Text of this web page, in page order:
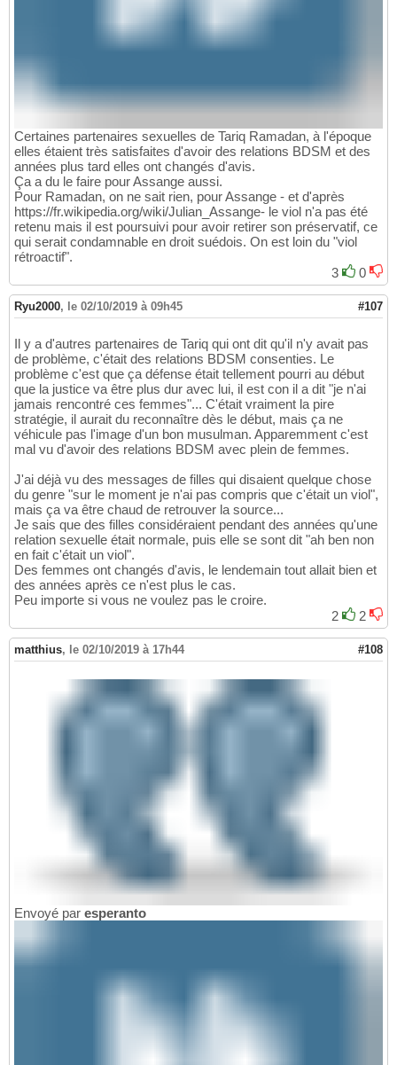
Certaines partenaires sexuelles de Tariq Ramadan, à l'époque
elles étaient très satisfaites d'avoir des relations BDSM et des
années plus tard elles ont changés d'avis.
Ça a du le faire pour Assange aussi.
Pour Ramadan, on ne sait rien, pour Assange - et d'après
https://fr.wikipedia.org/wiki/Julian_Assange- le viol n'a pas été
retenu mais il est poursuivi pour avoir retirer son préservatif, ce
qui serait condamnable en droit suédois. On est loin du "viol
rétroactif".
3
0
Ryu2000, le 02/10/2019 à 09h45 #107
Il y a d'autres partenaires de Tariq qui ont dit qu'il n'y avait pas
de problème, c'était des relations BDSM consenties. Le
problème c'est que ça défense était tellement pourri au début
que la justice va être plus dur avec lui, il est con il a dit "je n'ai
jamais rencontré ces femmes"... C'était vraiment la pire
stratégie, il aurait du reconnaître dès le début, mais ça ne
véhicule pas l'image d'un bon musulman. Apparemment c'est
mal vu d'avoir des relations BDSM avec plein de femmes.
J'ai déjà vu des messages de filles qui disaient quelque chose
du genre "sur le moment je n'ai pas compris que c'était un viol",
mais ça va être chaud de retrouver la source...
Je sais que des filles considéraient pendant des années qu'une
relation sexuelle était normale, puis elle se sont dit "ah ben non
en fait c'était un viol".
Des femmes ont changés d'avis, le lendemain tout allait bien et
des années après ce n'est plus le cas.
Peu importe si vous ne voulez pas le croire.
2
2
matthius, le 02/10/2019 à 17h44 #108
Envoyé par esperanto